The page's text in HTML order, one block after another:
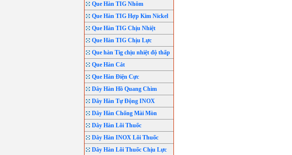
Que Hàn TIG Nhôm
Que Hàn TIG Hợp Kim Nickel
Que Hàn TIG Chịu Nhiệt
Que Hàn TIG Chịu Lực
Que hàn Tig chịu nhiệt độ thấp
Que Hàn Cắt
Que Hàn Điện Cực
Dây Hàn Hồ Quang Chìm
Dây Hàn Tự Động INOX
Dây Hàn Chống Mài Mòn
Dây Hàn Lõi Thuốc
Dây Hàn INOX Lõi Thuốc
Dây Hàn Lõi Thuốc Chịu Lực